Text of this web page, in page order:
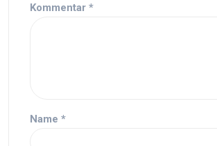
Kommentar *
Name *